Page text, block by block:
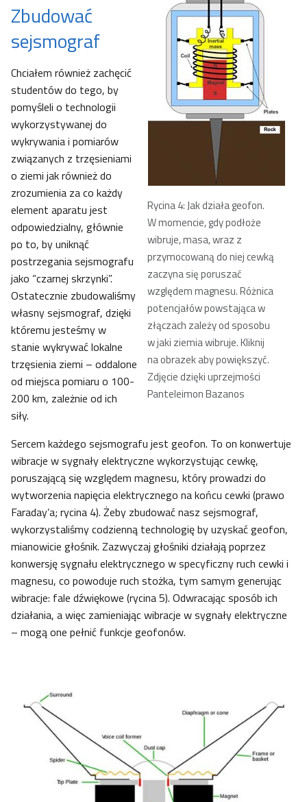
Rycina 4: Jak działa geofon.
W momencie, gdy podłoże
wibruje, masa, wraz z
przymocowaną do niej cewką
zaczyna się poruszać
względem magnesu. Różnica
potencjałów powstająca w
złączach zależy od sposobu
w jaki ziemia wibruje. Kliknij
na obrazek aby powiększyć.
Zdjęcie dzięki uprzejmości
Panteleimon Bazanos
Zbudować
sejsmograf
Chciałem również zachęcić
studentów do tego, by
pomyśleli o technologii
wykorzystywanej do
wykrywania i pomiarów
związanych z trzęsieniami
o ziemi jak również do
zrozumienia za co każdy
element aparatu jest
odpowiedzialny, głównie
po to, by uniknąć
postrzegania sejsmografu
jako “czarnej skrzynki”.
Ostatecznie zbudowaliśmy
własny sejsmograf, dzięki
któremu jesteśmy w
stanie wykrywać lokalne
trzęsienia ziemi – oddalone
od miejsca pomiaru o 100-
200 km, zależnie od ich
siły.
Sercem każdego sejsmografu jest geofon. To on konwertuje
wibracje w sygnały elektryczne wykorzystując cewkę,
poruszającą się względem magnesu, który prowadzi do
wytworzenia napięcia elektrycznego na końcu cewki (prawo
Faraday’a; rycina 4). Żeby zbudować nasz sejsmograf,
wykorzystaliśmy codzienną technologię by uzyskać geofon,
mianowicie głośnik. Zazwyczaj głośniki działają poprzez
konwersję sygnału elektrycznego w specyficzny ruch cewki i
magnesu, co powoduje ruch stożka, tym samym generując
wibracje: fale dźwiękowe (rycina 5). Odwracając sposób ich
działania, a więc zamieniając wibracje w sygnały elektryczne
– mogą one pełnić funkcje geofonów.